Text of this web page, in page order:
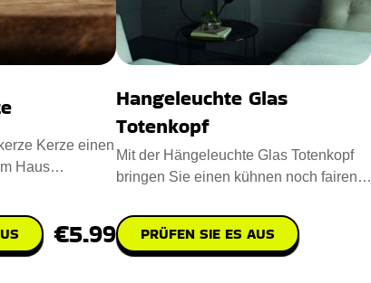
Kerze einen
Haus
€5.99
Hangeleuchte Glas
Totenkopf
Mit der Hängeleuchte Glas Totenkopf
bringen Sie einen kühnen noch fairen
PRÜFEN SIE ES AUS